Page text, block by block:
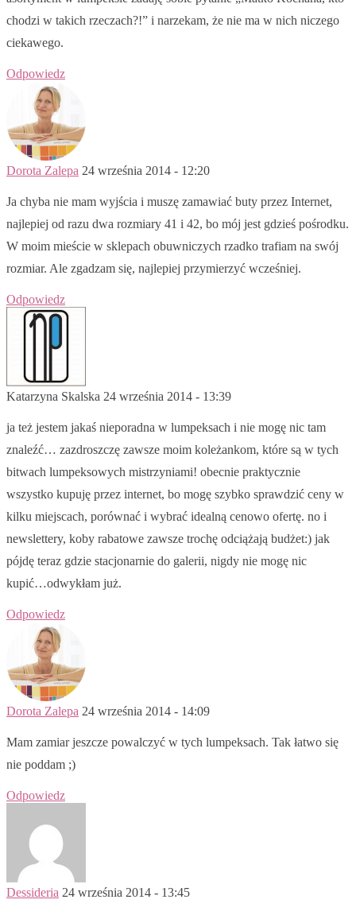
chodzi w takich rzeczach?!” i narzekam, że nie ma w nich niczego
ciekawego.
Odpowiedz
Dorota Zalepa 24 września 2014 - 12:20
Ja chyba nie mam wyjścia i muszę zamawiać buty przez Internet,
najlepiej od razu dwa rozmiary 41 i 42, bo mój jest gdzieś pośrodku.
W moim mieście w sklepach obuwniczych rzadko trafiam na swój
rozmiar. Ale zgadzam się, najlepiej przymierzyć wcześniej.
Odpowiedz
Katarzyna Skalska 24 września 2014 - 13:39
ja też jestem jakaś nieporadna w lumpeksach i nie mogę nic tam
znaleźć… zazdroszczę zawsze moim koleżankom, które są w tych
bitwach lumpeksowych mistrzyniami! obecnie praktycznie
wszystko kupuję przez internet, bo mogę szybko sprawdzić ceny w
kilku miejscach, porównać i wybrać idealną cenowo ofertę. no i
newslettery, koby rabatowe zawsze trochę odciążają budżet:) jak
pójdę teraz gdzie stacjonarnie do galerii, nigdy nie mogę nic
kupić…odwykłam już.
Odpowiedz
Dorota Zalepa 24 września 2014 - 14:09
Mam zamiar jeszcze powalczyć w tych lumpeksach. Tak łatwo się
nie poddam ;)
Odpowiedz
Dessideria 24 września 2014 - 13:45